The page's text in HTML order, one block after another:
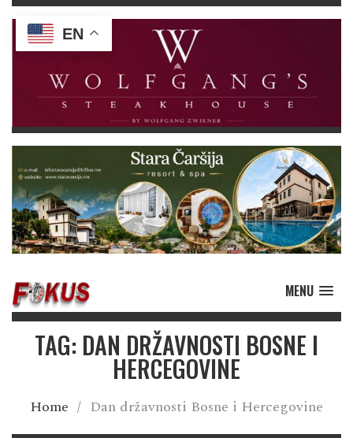
MENU
TAG: DAN DRŽAVNOSTI BOSNE I
HERCEGOVINE
Home / Dan državnosti Bosne i Hercegovine
EN